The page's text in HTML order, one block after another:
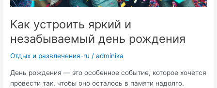
Как устроить яркий и
незабываемый день рождения
Отдых и развлечения-ru /adminika
День рождения — это особенное событие, которое хочется
провести так, чтобы оно осталось в памяти надолго.